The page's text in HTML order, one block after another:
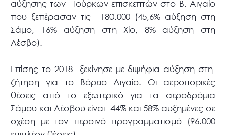
αύξησης των Τούρκων επισκεπτών στο Β. Αιγαίο
που ξεπέρασαν τις 180.000 (45,6% αύξηση στη
Σάμο, 16% αύξηση στη Χίο, 8% αύξηση στη
Λέσβο).
Επίσης το 2018 ξεκίνησε με διψήφια αύξηση στη
ζήτηση για το Βόρειο Αιγαίο. Οι αεροπορικές
θέσεις από το εξωτερικό για τα αεροδρόμια
Σάμου και Λέσβου είναι 44% και 58% αυξημένες σε
σχέση με τον περσινό προγραμματισμό (96.000